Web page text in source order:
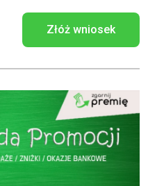
Złóż wniosek